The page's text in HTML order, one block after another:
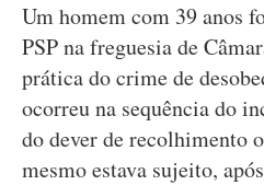
Um homem com 39 anos
PSP na freguesia de
prática do crime de
ocorreu na sequência do
do dever de recolhimento
mesmo estava sujeito,